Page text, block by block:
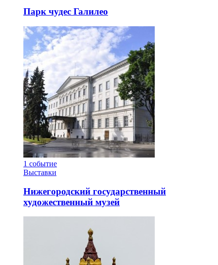
Парк чудес Галилео
1 событие
Выставки
Нижегородский государственный
художественный музей